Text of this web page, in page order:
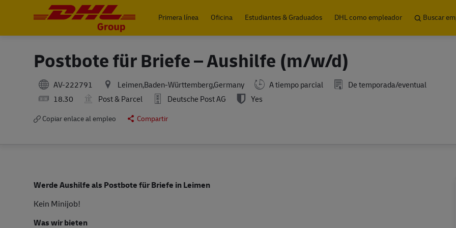
Primera línea
Oficina Estudiantes & Graduados DHL como empleador Buscar
Postbote für Briefe – Aushilfe (m/w/d)
AV-222791 Leimen,Baden-Württemberg,Germany A tiempo parcial
De temporada/eventual
18.30
Post & Parcel Deutsche Post AG Yes
Copiar enlace al empleo Compartir
Werde Aushilfe als Postbote für Briefe in Leimen
Kein Minijob!
Was wir bieten